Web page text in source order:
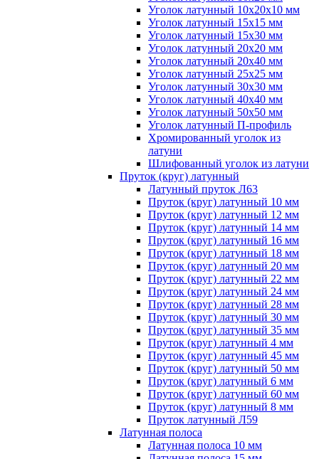
Уголок латунный 10x20x10 мм
Уголок латунный 15x15 мм
Уголок латунный 15x30 мм
Уголок латунный 20x20 мм
Уголок латунный 20x40 мм
Уголок латунный 25x25 мм
Уголок латунный 30x30 мм
Уголок латунный 40x40 мм
Уголок латунный 50x50 мм
Уголок латунный П-профиль
Хромированный уголок из
латуни
Шлифованный уголок из латуни
Пруток (круг) латунный
Латунный пруток Л63
Пруток (круг) латунный 10 мм
Пруток (круг) латунный 12 мм
Пруток (круг) латунный 14 мм
Пруток (круг) латунный 16 мм
Пруток (круг) латунный 18 мм
Пруток (круг) латунный 20 мм
Пруток (круг) латунный 22 мм
Пруток (круг) латунный 24 мм
Пруток (круг) латунный 28 мм
Пруток (круг) латунный 30 мм
Пруток (круг) латунный 35 мм
Пруток (круг) латунный 4 мм
Пруток (круг) латунный 45 мм
Пруток (круг) латунный 50 мм
Пруток (круг) латунный 6 мм
Пруток (круг) латунный 60 мм
Пруток (круг) латунный 8 мм
Пруток латунный Л59
Латунная полоса
Латунная полоса 10 мм